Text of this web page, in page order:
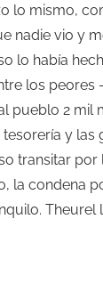
lo mismo,
nadie vio y
lo había
los peores
pueblo 2 mil
y las
transitar por
la condena
Theurel